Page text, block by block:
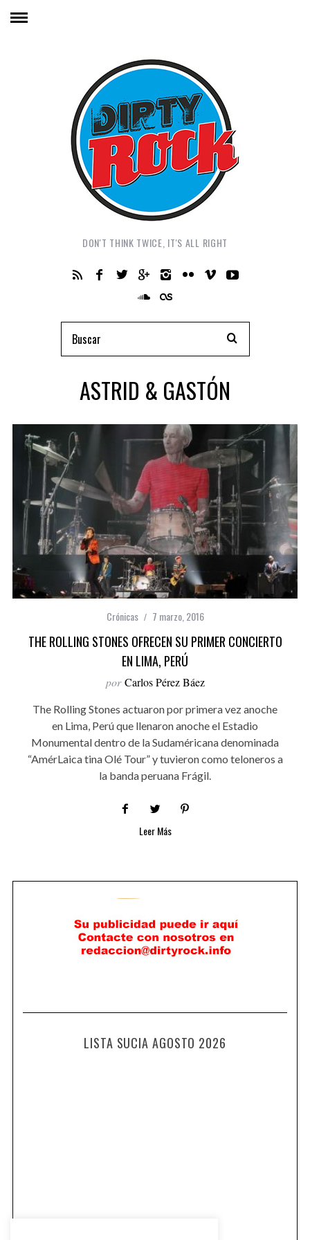
DON'T THINK TWICE, IT'S ALL RIGHT
ASTRID & GASTÓN
Crónicas 7 marzo, 2016
THE ROLLING STONES OFRECEN SU PRIMER CONCIERTO
EN LIMA, PERÚ
por Carlos Pérez Báez
The Rolling Stones actuaron por primera vez anoche
en Lima, Perú que llenaron anoche el Estadio
Monumental dentro de la Sudaméricana denominada
“AmérLaica tina Olé Tour” y tuvieron como teloneros a
la banda peruana Frágil.
Leer Más
LISTA SUCIA AGOSTO 2026